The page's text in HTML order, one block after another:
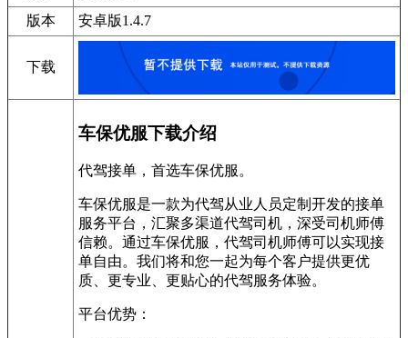
版本
安卓版1.4.7
下载
车保优服下载介绍
代驾接单，首选车保优服。
车保优服是一款为代驾从业人员定制开发的接单
服务平台，汇聚多渠道代驾司机，深受司机师傅
信赖。通过车保优服，代驾司机师傅可以实现接
单自由。我们将和您一起为每个客户提供更优
质、更专业、更贴心的代驾服务体验。
平台优势：